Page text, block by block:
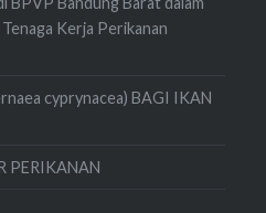
Kerja Perikanan
cyprynacea) BAGI IKAN
PERIKANAN